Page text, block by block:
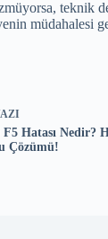
teknik
müdahalesi
Hatası Nedir?
Çözümü!